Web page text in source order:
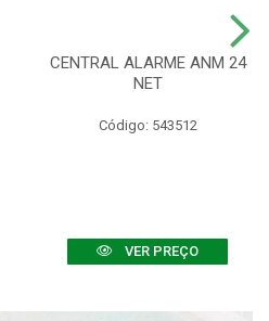
CENTRAL ALARME ANM 24
NET
Código: 543512
VER PREÇO